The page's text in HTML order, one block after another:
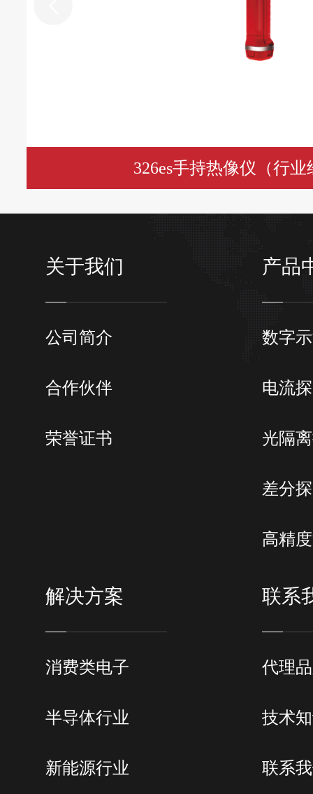
326es手持热像仪（行
关于我们
公司简介
合作伙伴
荣誉证书
产品
数字
电流
光隔
差分
高精
解决方案
消费类电子
半导体行业
新能源行业
联系
代理
技术
联系